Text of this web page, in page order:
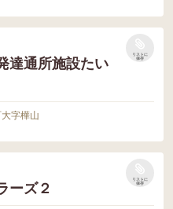
通所施設たい
リストに
保存
字樺山
ーズ２
リストに
保存